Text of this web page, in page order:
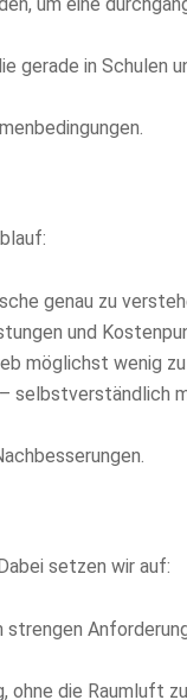
gerade in Schulen
genau zu
und
möglichst wenig
selbstverständlich
setzen wir auf:
ohne die Raumluft